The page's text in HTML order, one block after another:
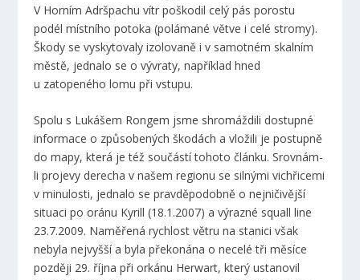
V Horním Adršpachu vítr poškodil celý pás porostu
podél místního potoka (polámané větve i celé stromy).
Škody se vyskytovaly izolovaně i v samotném skalním
městě, jednalo se o vývraty, například hned
u zatopeného lomu při vstupu.
Spolu s Lukášem Rongem jsme shromáždili dostupné
informace o způsobených škodách a vložili je postupně
do mapy, která je též součástí tohoto článku. Srovnám-
li projevy derecha v našem regionu se silnými vichřicemi
v minulosti, jednalo se pravděpodobně o nejničivější
situaci po oránu Kyrill (18.1.2007) a výrazné squall line
23.7.2009. Naměřená rychlost větru na stanici však
nebyla nejvyšší a byla překonána o necelé tři měsíce
později 29. října při orkánu Herwart, který ustanovil